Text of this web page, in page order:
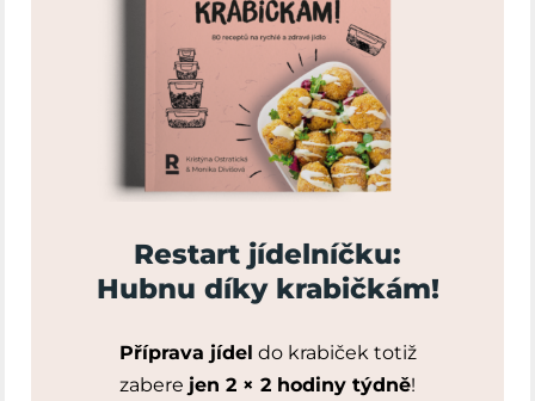
Restart jídelníčku:
Hubnu díky krabičkám!
Příprava jídel do krabiček totiž
zabere jen 2 × 2 hodiny týdně!